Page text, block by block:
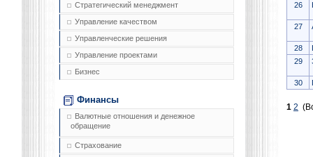
Стратегический менеджмент
Управление качеством
Управленческие решения
Управление проектами
Бизнес
Финансы
Валютные отношения и денежное
обращение
Страхование
26
27
28
29
30
1 2